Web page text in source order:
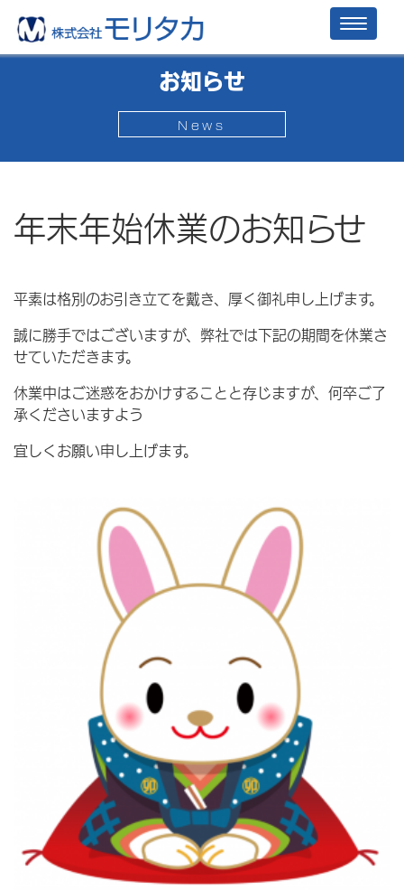
お知らせ
News
年末年始休業のお知らせ
平素は格別のお引き立てを戴き、厚く御礼申し上げます。
誠に勝手ではございますが、弊社では下記の期間を休業さ
せていただきます。
休業中はご迷惑をおかけすることと存じますが、何卒ご了
承くださいますよう
宜しくお願い申し上げます。